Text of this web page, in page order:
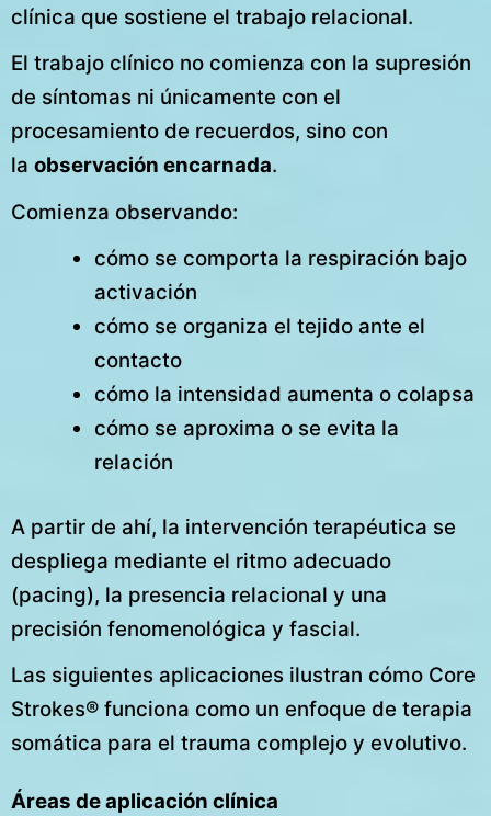
clínica que sostiene el trabajo relacional.
El trabajo clínico no comienza con la supresión
de síntomas ni únicamente con el
procesamiento de recuerdos, sino con
la observación encarnada.
Comienza observando:
cómo se comporta la respiración bajo
activación
cómo se organiza el tejido ante el
contacto
cómo la intensidad aumenta o colapsa
cómo se aproxima o se evita la
relación
A partir de ahí, la intervención terapéutica se
despliega mediante el ritmo adecuado
(pacing), la presencia relacional y una
precisión fenomenológica y fascial.
Las siguientes aplicaciones ilustran cómo Core
Strokes® funciona como un enfoque de terapia
somática para el trauma complejo y evolutivo.
Áreas de aplicación clínica